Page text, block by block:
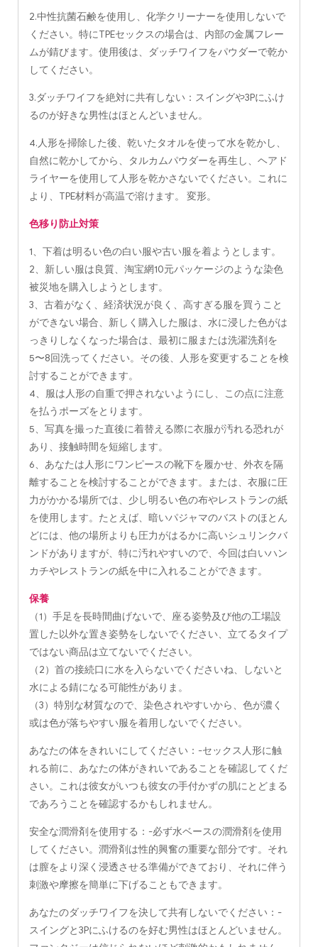
2.中性抗菌石鹸を使用し、化学クリーナーを使用しないで
ください。特にTPEセックスの場合は、内部の金属フレー
ムが錆びます。使用後は、ダッチワイフをパウダーで乾か
してください。
3.ダッチワイフを絶対に共有しない：スイングや3Pにふけ
るのが好きな男性はほとんどいません。
4.人形を掃除した後、乾いたタオルを使って水を乾かし、
自然に乾かしてから、タルカムパウダーを再生し、ヘアド
ライヤーを使用して人形を乾かさないでください。これに
より、TPE材料が高温で溶けます。 変形。
色移り防止対策
1、下着は明るい色の白い服や古い服を着ようとします。
2、新しい服は良質、淘宝網10元パッケージのような染色
被災地を購入しようとします。
3、古着がなく、経済状況が良く、高すぎる服を買うこと
ができない場合、新しく購入した服は、水に浸した色がは
っきりしなくなった場合は、最初に服または洗濯洗剤を
5〜8回洗ってください。その後、人形を変更することを検
討することができます。
4、服は人形の自重で押されないようにし、この点に注意
を払うポーズをとります。
5、写真を撮った直後に着替える際に衣服が汚れる恐れが
あり、接触時間を短縮します。
6、あなたは人形にワンピースの靴下を履かせ、外衣を隔
離することを検討することができます。または、衣服に圧
力がかかる場所では、少し明るい色の布やレストランの紙
を使用します。たとえば、暗いパジャマのバストのほとん
どには、他の場所よりも圧力がはるかに高いシュリンクバ
ンドがありますが、特に汚れやすいので、今回は白いハン
カチやレストランの紙を中に入れることができます。
保養
（1）手足を長時間曲げないで、座る姿勢及び他の工場設
置した以外な置き姿勢をしないでください、立てるタイプ
ではない商品は立てないでください。
（2）首の接続口に水を入らないでくださいね、しないと
水による錆になる可能性がありま。
（3）特別な材質なので、染色されやすいから、色が濃く
或は色が落ちやすい服を着用しないでください。
あなたの体をきれいにしてください：-セックス人形に触
れる前に、あなたの体がきれいであることを確認してくだ
さい。これは彼女がいつも彼女の手付かずの肌にとどまる
であろうことを確認するかもしれません。
安全な潤滑剤を使用する：-必ず水ベースの潤滑剤を使用
してください。潤滑剤は性的興奮の重要な部分です。それ
は膣をより深く浸透させる準備ができており、それに伴う
刺激や摩擦を簡単に下げることもできます。
あなたのダッチワイフを決して共有しないでください：-
スイングと3Pにふけるのを好む男性はほとんどいません。